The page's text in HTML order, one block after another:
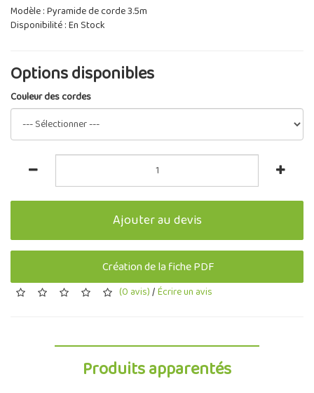
Modèle : Pyramide de corde 3.5m
Disponibilité : En Stock
Options disponibles
Couleur des cordes
Ajouter au devis
Création de la fiche PDF
(0 avis)/Écrire un avis
Produits apparentés